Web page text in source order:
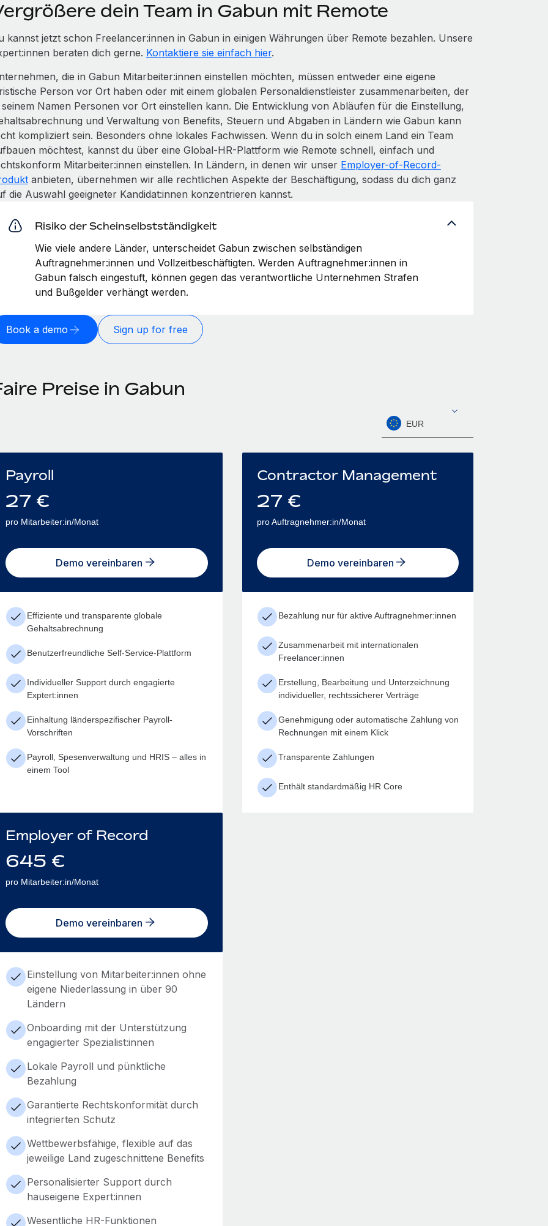
dein Team in Gabun mit Remote
kannst jetzt schon Freelancer:innen in Gabun in einigen Währungen über Remote bezahlen. Unsere
beraten dich gerne. Kontaktiere sie einfach hier.
die in Gabun Mitarbeiter:innen einstellen möchten, müssen entweder eine eigene
Person vor Ort haben oder mit einem globalen Personaldienstleister zusammenarbeiten, der
Namen Personen vor Ort einstellen kann. Die Entwicklung von Abläufen für die Einstellung,
und Verwaltung von Benefits, Steuern und Abgaben in Ländern wie Gabun kann
kompliziert sein. Besonders ohne lokales Fachwissen. Wenn du in solch einem Land ein Team
möchtest, kannst du über eine Global-HR-Plattform wie Remote schnell, einfach und
Mitarbeiter:innen einstellen. In Ländern, in denen wir unser Employer-of-Record-
anbieten, übernehmen wir alle rechtlichen Aspekte der Beschäftigung, sodass du dich ganz
die Auswahl geeigneter Kandidat:innen konzentrieren kannst.
Risiko der Scheinselbstständigkeit
Wie viele andere Länder, unterscheidet Gabun zwischen selbständigen
Auftragnehmer:innen und Vollzeitbeschäftigten. Werden Auftragnehmer:innen in
Gabun falsch eingestuft, können gegen das verantwortliche Unternehmen Strafen
und Bußgelder verhängt werden.
Book a demo Sign up for free
Preise in Gabun
EUR
Payroll
27 €
pro Mitarbeiter:in/Monat
Demo vereinbaren
Effiziente und transparente globale
Gehaltsabrechnung
Benutzerfreundliche Self-Service-Plattform
Individueller Support durch engagierte
Exptert:innen
Einhaltung länderspezifischer Payroll-
Vorschriften
Payroll, Spesenverwaltung und HRIS – alles in
einem Tool
Contractor Management
27 €
pro Auftragnehmer:in/Monat
Demo vereinbaren
Bezahlung nur für aktive Auftragnehmer:innen
Zusammenarbeit mit internationalen
Freelancer:innen
Erstellung, Bearbeitung und Unterzeichnung
individueller, rechtssicherer Verträge
Genehmigung oder automatische Zahlung von
Rechnungen mit einem Klick
Transparente Zahlungen
Enthält standardmäßig HR Core
Employer of Record
645 €
pro Mitarbeiter:in/Monat
Demo vereinbaren
Einstellung von Mitarbeiter:innen ohne
eigene Niederlassung in über 90
Ländern
Onboarding mit der Unterstützung
engagierter Spezialist:innen
Lokale Payroll und pünktliche
Bezahlung
Garantierte Rechtskonformität durch
integrierten Schutz
Wettbewerbsfähige, flexible auf das
jeweilige Land zugeschnittene Benefits
Personalisierter Support durch
hauseigene Expert:innen
Wesentliche HR-Funktionen